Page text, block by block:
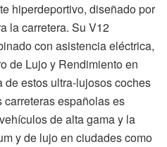
hiperdeportivo, diseñado por
la carretera. Su V12
con asistencia eléctrica,
de Lujo y Rendimiento en
estos ultra-lujosos coches
españolas es
de alta gama y la
y de lujo en ciudades como